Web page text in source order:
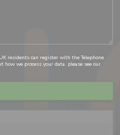
residents can register with the Telephone
how we process your data, please see our